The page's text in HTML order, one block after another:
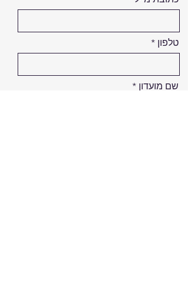
טלפון
שם מועדון